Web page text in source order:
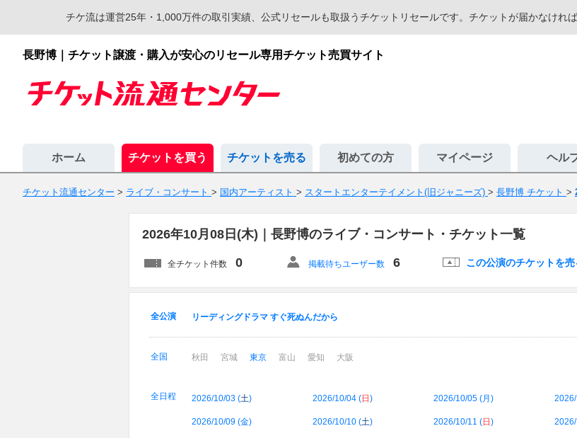
チケ流は運営25年・1,000万件の取引実績、公式リセールも取扱うチケットリセールです。チケットが届かなけれ
長野博｜チケット譲渡・購入が安心のリセール専用チケット売買サイト
ホーム チケットを買う チケットを売る 初めての方 マイページ ヘル
チケット流通センター > ライブ・コンサート > 国内アーティスト > スタートエンターテイメント(旧ジャニーズ) > 長野博 チケット >
2026年10月08日(木)｜長野博のライブ・コンサート・チケット一覧
全チケット件数 0 掲載待ちユーザー数 6 この公演のチケットを売
全公演 リーディングドラマ すぐ死ぬんだから
全国 秋田 宮城 東京 富山 愛知 大阪
全日程 2026/10/03 (土) 2026/10/04 (日 ) 2026/10/05 (月 )
2026/10/09 (金) 2026/10/10 (土) 2026/10/11 (日 )